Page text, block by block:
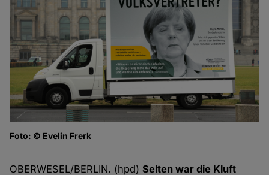
Foto: © Evelin Frerk
OBERWESEL/BERLIN. (hpd)Selten war die Kluft